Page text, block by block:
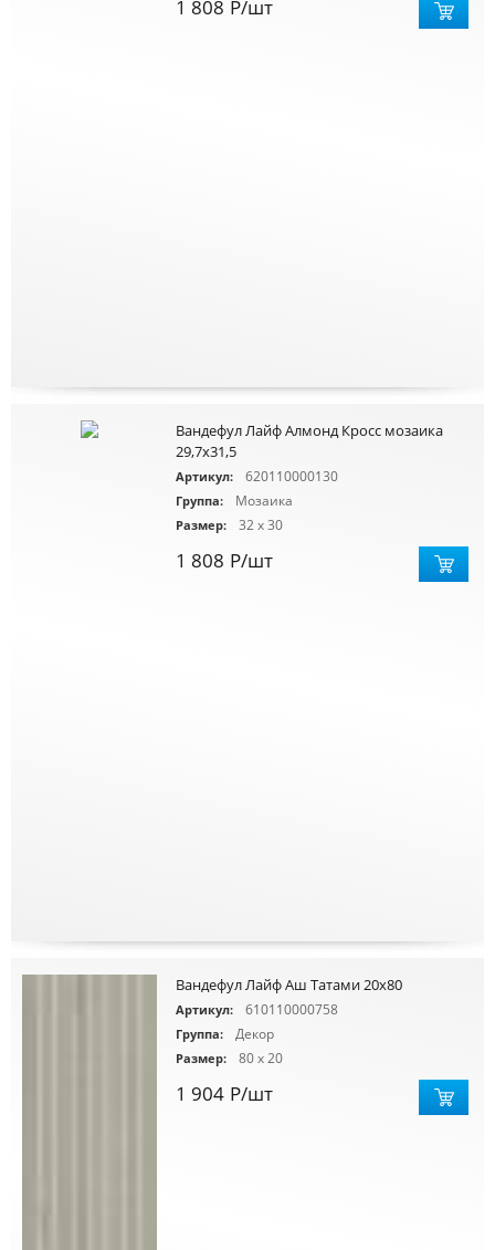
1 808 Р/шт
Вандефул Лайф Алмонд Кросс мозаика
29,7х31,5
Артикул: 620110000130
Группа: Мозаика
Размер: 32 x 30
1 808 Р/шт
Вандефул Лайф Аш Татами 20х80
Артикул: 610110000758
Группа: Декор
Размер: 80 x 20
1 904 Р/шт